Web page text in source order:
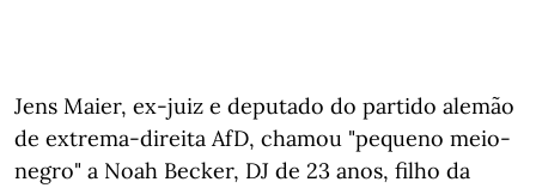
Jens Maier, ex-juiz e deputado do partido alemão
de extrema-direita AfD, chamou "pequeno meio-
negro" a Noah Becker, DJ de 23 anos, filho da